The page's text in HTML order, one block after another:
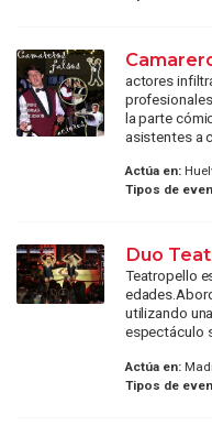
actores
la parte
asistentes a
Actúa en:
Tipos de
Duo
Teatropello
utilizando
espectáculo
Actúa en:
Tipos de